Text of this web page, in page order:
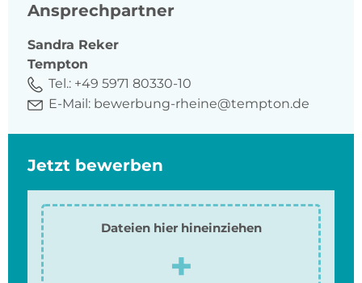
Ansprechpartner
Sandra Reker
Tempton
Tel.: +49 5971 80330-10
E-Mail: bewerbung-rheine@tempton.de
Jetzt bewerben
Dateien hier hineinziehen